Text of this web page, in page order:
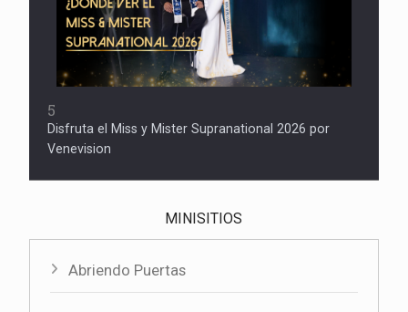
5
Disfruta el Miss y Mister Supranational 2026 por
Venevision
MINISITIOS
Abriendo Puertas